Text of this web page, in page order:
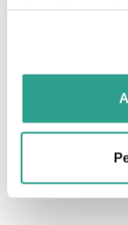
vous leur auriez
de votre